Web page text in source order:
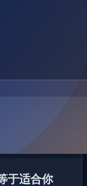
于适合你